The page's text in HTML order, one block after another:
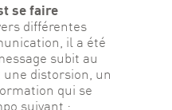
se faire
différentes
il a été
subit au
distorsion, un
qui se
suivant :